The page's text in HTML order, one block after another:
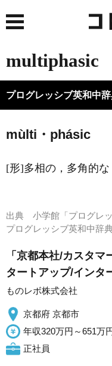
multiphasic
プログレッシブ英和中
mùlti・phásic
[形]多相の，多角的な
出典 小学館「プログレ
プログレッシブ英和中
「京都本社/カスタ
タートアップ/インタ
ものレボ株式会社
京都府 京都市
年収320万円～651万
正社員